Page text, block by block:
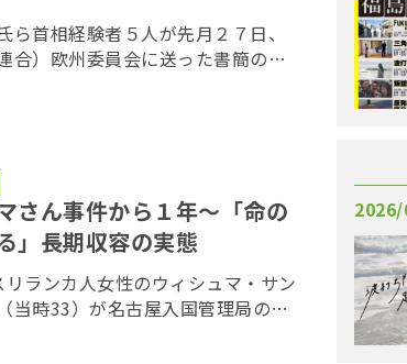
ら首相経験者５人が先月２７日、
合）欧州委員会に送った書簡の中
雄知事が記者会見で遺憾の意を表
さん事件から１年～「命の
」長期収容の実態
ランカ人女性のウィシュマ・サン
当時33）が名古屋入国管理局の施